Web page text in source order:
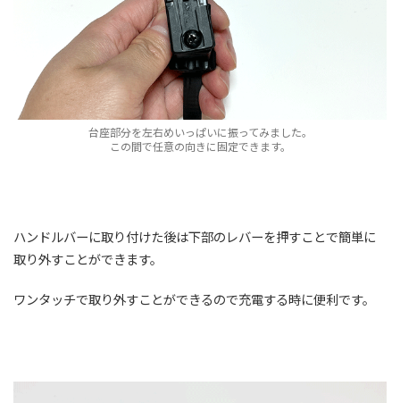
台座部分を左右めいっぱいに振ってみました。
この間で任意の向きに固定できます。
ハンドルバーに取り付けた後は下部のレバーを押すことで簡単に
取り外すことができます。
ワンタッチで取り外すことができるので充電する時に便利です。